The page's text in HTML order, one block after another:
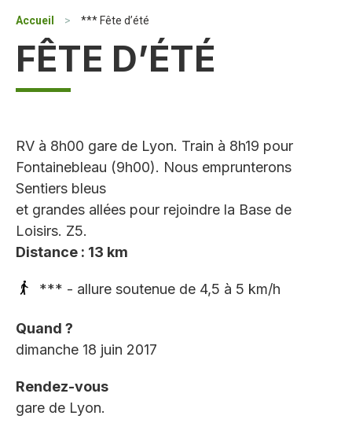
Accueil > *** Fête d’été
FÊTE D’ÉTÉ
RV à 8h00 gare de Lyon. Train à 8h19 pour
Fontainebleau (9h00). Nous emprunterons
Sentiers bleus
et grandes allées pour rejoindre la Base de
Loisirs. Z5.
Distance : 13 km
*** - allure soutenue de 4,5 à 5 km/h
Quand ?
dimanche 18 juin 2017
Rendez-vous
gare de Lyon.